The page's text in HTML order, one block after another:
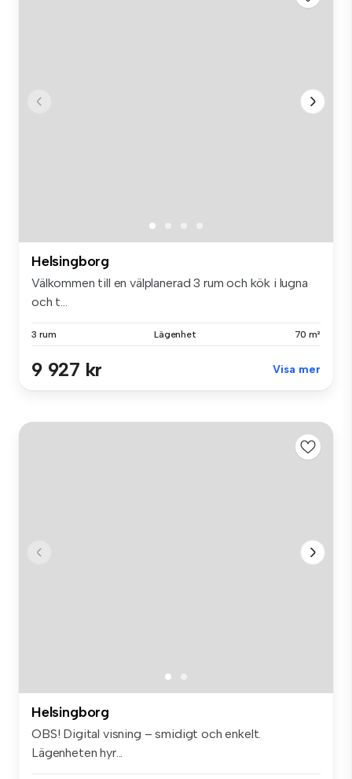
Helsingborg
Välkommen till en välplanerad 3 rum och kök i lugna
och t...
3 rum Lägenhet 70 m²
9 927 kr Visa mer
Helsingborg
OBS! Digital visning – smidigt och enkelt.
Lägenheten hyr...